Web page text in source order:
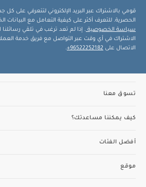
قومي بالاشتراك عبر البريد الإلكتروني لتتعرفي على كل
الحصرية. للتعرف أكثر على كيفية التعامل مع البيانات
سياسة الخصوصية . إذا لم تعد ترغب في تلقي رسائلنا
الاشتراك في أي وقت عبر التواصل مع فريق خدمة العملاء
الاتصال على 96522252182+
.
تسوق معنا
كيف يمكننا مساعدتك؟
أفضل الفئات
موقع